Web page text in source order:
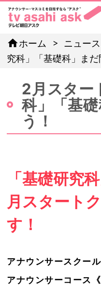
homeホーム ニュース
究科」「基礎科」まだ
2月スター
科」「基
う！
「基礎研究
月スタート
す！
アナウンサースクー
アナウンサーコース